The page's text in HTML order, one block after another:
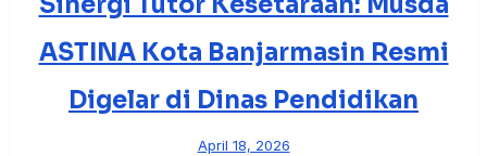
ASTINA Kota Banjarmasin Resmi
Digelar di Dinas Pendidikan
April 18, 2026